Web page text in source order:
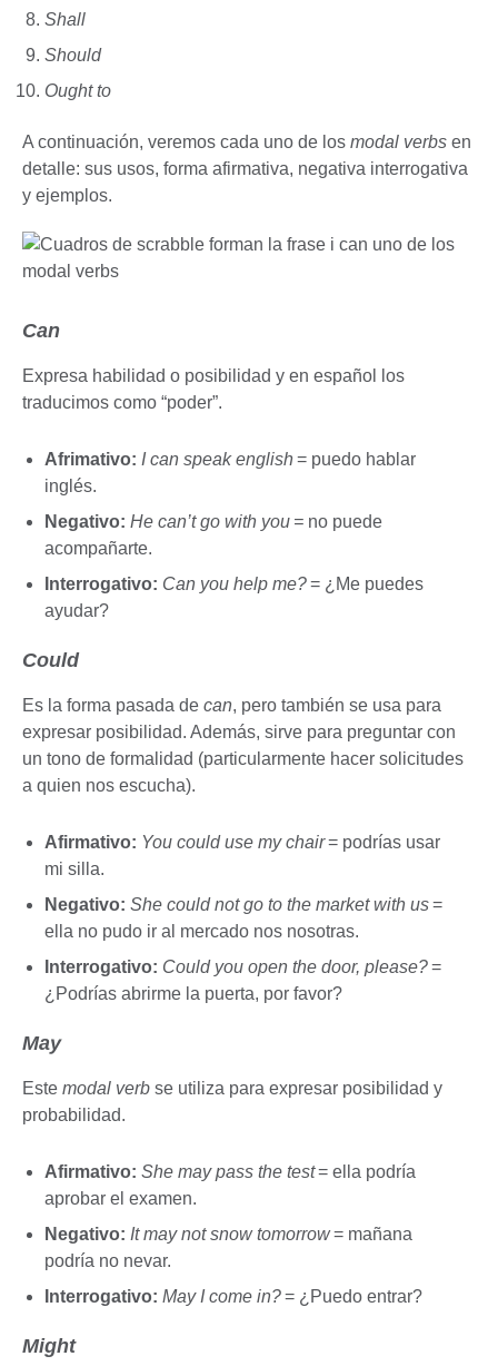
Shall
Should
Ought to
A continuación, veremos cada uno de los modal verbs en
detalle: sus usos, forma afirmativa, negativa interrogativa
y ejemplos.
Can
Expresa habilidad o posibilidad y en español los
traducimos como “poder”.
Afrimativo: I can speak english= puedo hablar
inglés.
Negativo: He can’t go with you = no puede
acompañarte.
Interrogativo: Can you help me?= ¿Me puedes
ayudar?
Could
Es la forma pasada de can, pero también se usa para
expresar posibilidad. Además, sirve para preguntar con
un tono de formalidad (particularmente hacer solicitudes
a quien nos escucha).
Afirmativo: You could use my chair= podrías usar
mi silla.
Negativo: She could not go to the market with us=
ella no pudo ir al mercado nos nosotras.
Interrogativo: Could you open the door, please?=
¿Podrías abrirme la puerta, por favor?
May
Este modal verb se utiliza para expresar posibilidad y
probabilidad.
Afirmativo: She may pass the test= ella podría
aprobar el examen.
Negativo: It may not snow tomorrow= mañana
podría no nevar.
Interrogativo: May I come in?= ¿Puedo entrar?
Might